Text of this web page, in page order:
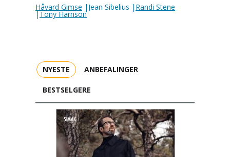
Håvard Gimse |Jean Sibelius | Randi Stene
|Tony Harrison
NYESTE ANBEFALINGER
BESTSELGERE